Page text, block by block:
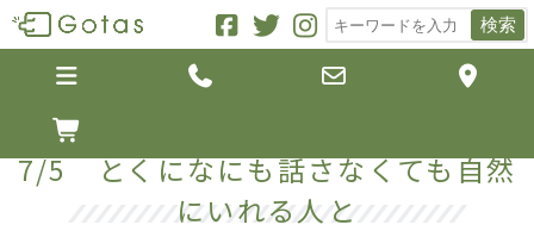
検索
   

7/5 とくになにも話さなくても自然
にいれる人と